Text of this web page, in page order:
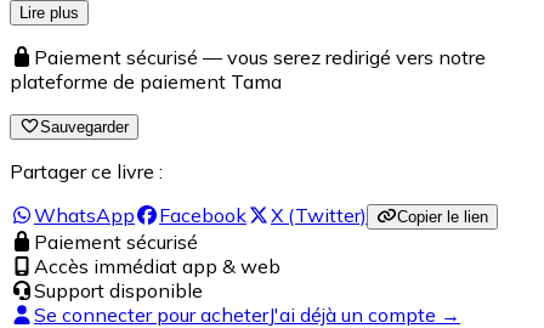
Lire plus
Paiement sécurisé — vous serez redirigé vers notre
plateforme de paiement Tama
Sauvegarder
Partager ce livre :
WhatsApp
Facebook X (Twitter) Copier le lien
Paiement sécurisé
Accès immédiat app & web
Support disponible
Se connecter pour acheterJ'ai déjà un compte →